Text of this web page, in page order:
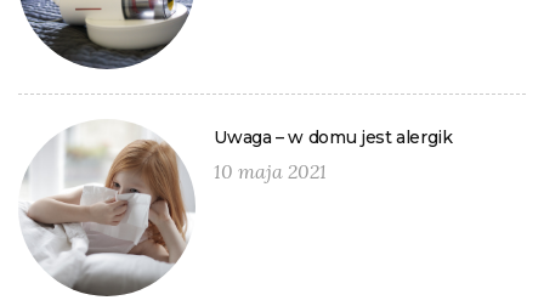
Uwaga – w domu jest alergik
10 maja 2021